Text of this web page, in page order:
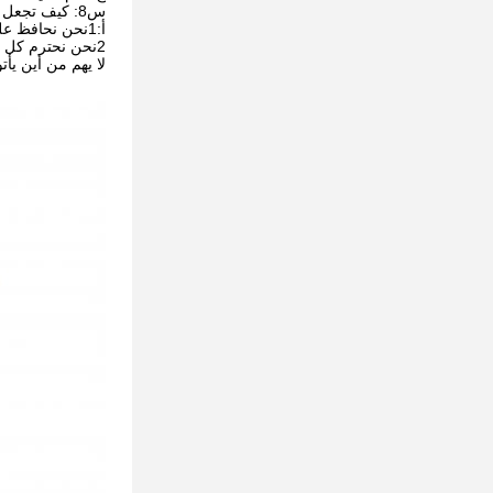
س8: كيف تجعل أعمالنا طويلة الأجل وعلاقة جيدة؟
أ:1نحن نحافظ على جودة جيدة وسعر تنافسي لضمان استفادة عملائنا ؛
2نحن نحترم كل عميل كصديق لنا ونحن نقوم بأعمالنا بصدق ونصنع صداقات معهم
لا يهم من أين